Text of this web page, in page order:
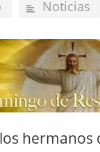
Noticias
hermanos